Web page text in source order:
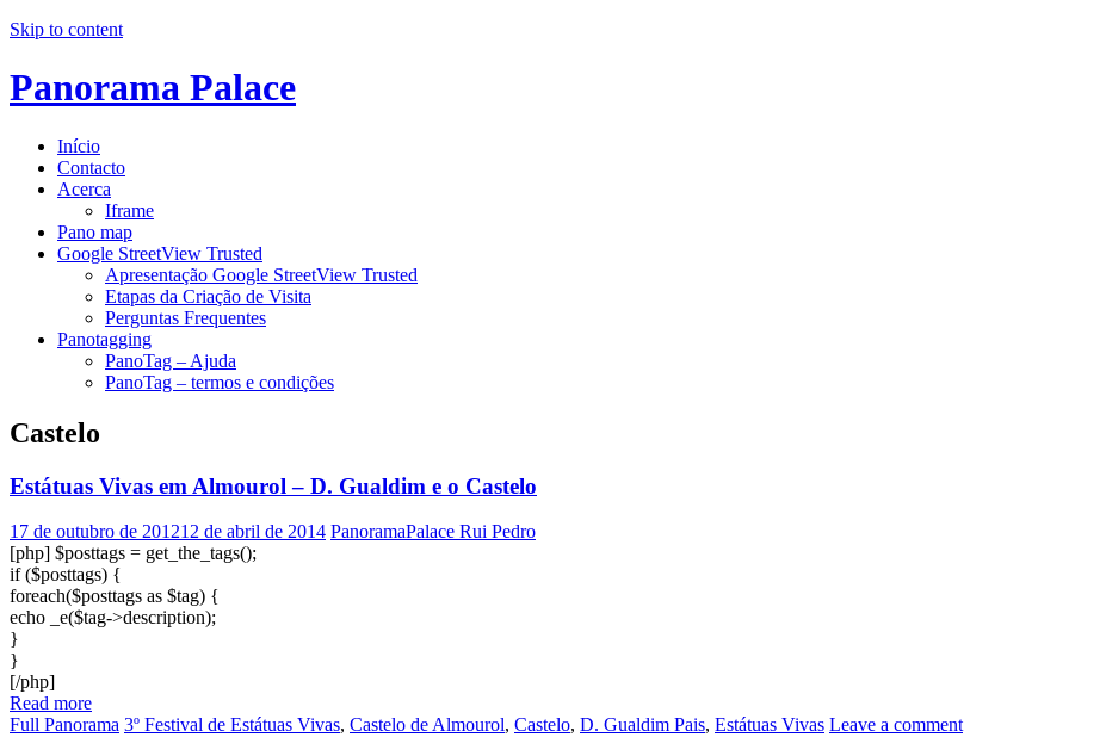
Skip to content
Panorama Palace
Início
Contacto
Acerca
Iframe
Pano map
Google StreetView Trusted
Apresentação Google StreetView Trusted
Etapas da Criação de Visita
Perguntas Frequentes
Panotagging
PanoTag – Ajuda
PanoTag – termos e condições
Castelo
Estátuas Vivas em Almourol – D. Gualdim e o Castelo
17 de outubro de 201212 de abril de 2014 PanoramaPalace Rui Pedro
[php] $posttags = get_the_tags();
if ($posttags) {
foreach($posttags as $tag) {
echo _e($tag->description);
}
}
[/php]
Read more
Full Panorama 3º Festival de Estátuas Vivas, Castelo de Almourol, Castelo, D. Gualdim Pais, Estátuas Vivas Leave a comment